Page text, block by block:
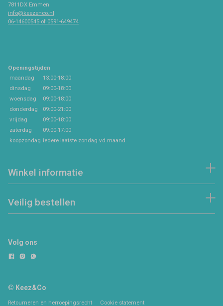
7811DX Emmen
info@keezenco.nl
06-14600545 of 0591-649474
Openingstijden
maandag
13:00-18:00
dinsdag
09:00-18:00
woensdag
09:00-18:00
donderdag
09:00-21:00
vrijdag
09:00-18:00
zaterdag
09:00-17:00
koopzondag iedere laatste zondag vd maand
Winkel informatie
Veilig bestellen
Volg ons
© Keez&Co
Retourneren en herroepingsrecht Cookie statement